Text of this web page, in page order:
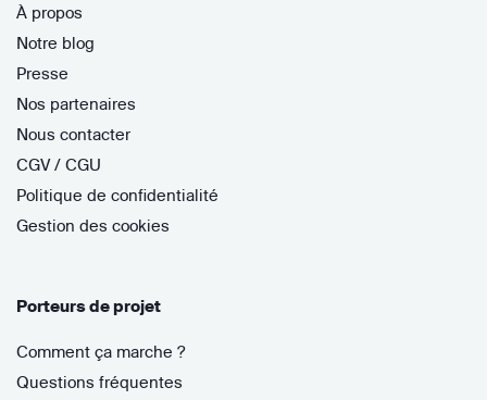
À propos
Notre blog
Presse
Nos partenaires
Nous contacter
CGV / CGU
Politique de confidentialité
Gestion des cookies
Porteurs de projet
Comment ça marche ?
Questions fréquentes